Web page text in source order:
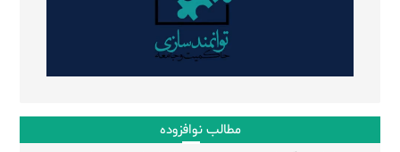
مطالب نوافزوده